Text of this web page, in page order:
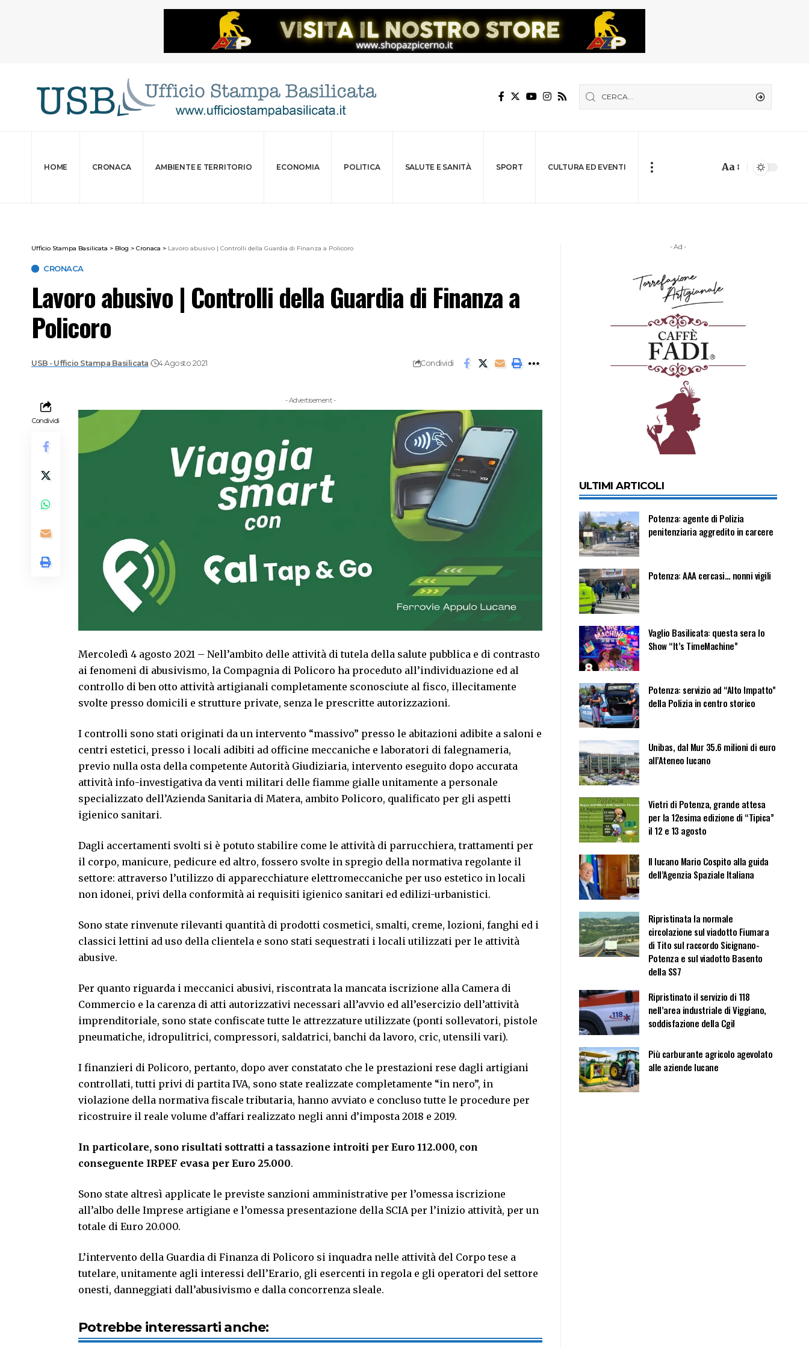
HOME CRONACA AMBIENTE E TERRITORIO ECONOMIA POLITICA SALUTE E SANITÀ SPORT CULTURA ED EVENTI Aa
Ufficio Stampa Basilicata > Blog > Cronaca > Lavoro abusivo | Controlli della Guardia di Finanza a Policoro
CRONACA
Lavoro abusivo | Controlli della Guardia di Finanza a
Policoro
USB - Ufficio Stampa Basilicata 4 Agosto 2021 Condividi
Condividi
- Advertisement -
Mercoledì 4 agosto 2021 – Nell’ambito delle attività di tutela della salute pubblica e di contrasto
ai fenomeni di abusivismo, la Compagnia di Policoro ha proceduto all’individuazione ed al
controllo di ben otto attività artigianali completamente sconosciute al fisco, illecitamente
svolte presso domicili e strutture private, senza le prescritte autorizzazioni.
I controlli sono stati originati da un intervento “massivo” presso le abitazioni adibite a saloni e
centri estetici, presso i locali adibiti ad officine meccaniche e laboratori di falegnameria,
previo nulla osta della competente Autorità Giudiziaria, intervento eseguito dopo accurata
attività info-investigativa da venti militari delle fiamme gialle unitamente a personale
specializzato dell’Azienda Sanitaria di Matera, ambito Policoro, qualificato per gli aspetti
igienico sanitari.
Dagli accertamenti svolti si è potuto stabilire come le attività di parrucchiera, trattamenti per
il corpo, manicure, pedicure ed altro, fossero svolte in spregio della normativa regolante il
settore: attraverso l’utilizzo di apparecchiature elettromeccaniche per uso estetico in locali
non idonei, privi della conformità ai requisiti igienico sanitari ed edilizi-urbanistici.
Sono state rinvenute rilevanti quantità di prodotti cosmetici, smalti, creme, lozioni, fanghi ed i
classici lettini ad uso della clientela e sono stati sequestrati i locali utilizzati per le attività
abusive.
Per quanto riguarda i meccanici abusivi, riscontrata la mancata iscrizione alla Camera di
Commercio e la carenza di atti autorizzativi necessari all’avvio ed all’esercizio dell’attività
imprenditoriale, sono state confiscate tutte le attrezzature utilizzate (ponti sollevatori, pistole
pneumatiche, idropulitrici, compressori, saldatrici, banchi da lavoro, cric, utensili vari).
I finanzieri di Policoro, pertanto, dopo aver constatato che le prestazioni rese dagli artigiani
controllati, tutti privi di partita IVA, sono state realizzate completamente “in nero”, in
violazione della normativa fiscale tributaria, hanno avviato e concluso tutte le procedure per
ricostruire il reale volume d’affari realizzato negli anni d’imposta 2018 e 2019.
In particolare, sono risultati sottratti a tassazione introiti per Euro 112.000, con
conseguente IRPEF evasa per Euro 25.000.
Sono state altresì applicate le previste sanzioni amministrative per l’omessa iscrizione
all’albo delle Imprese artigiane e l’omessa presentazione della SCIA per l’inizio attività, per un
totale di Euro 20.000.
L’intervento della Guardia di Finanza di Policoro si inquadra nelle attività del Corpo tese a
tutelare, unitamente agli interessi dell’Erario, gli esercenti in regola e gli operatori del settore
onesti, danneggiati dall’abusivismo e dalla concorrenza sleale.
Potrebbe interessarti anche:
- Ad -
ULTIMI ARTICOLI
Potenza: agente di Polizia
penitenziaria aggredito in carcere
Potenza: AAA cercasi… nonni vigili
Vaglio Basilicata: questa sera lo
Show “It’s TimeMachine”
Potenza: servizio ad “Alto Impatto”
della Polizia in centro storico
Unibas, dal Mur 35.6 milioni di euro
all’Ateneo lucano
Vietri di Potenza, grande attesa
per la 12esima edizione di “Tipica”
il 12 e 13 agosto
Il lucano Mario Cospito alla guida
dell’Agenzia Spaziale Italiana
Ripristinata la normale
circolazione sul viadotto Fiumara
di Tito sul raccordo Sicignano-
Potenza e sul viadotto Basento
della SS7
Ripristinato il servizio di 118
nell’area industriale di Viggiano,
soddisfazione della Cgil
Più carburante agricolo agevolato
alle aziende lucane